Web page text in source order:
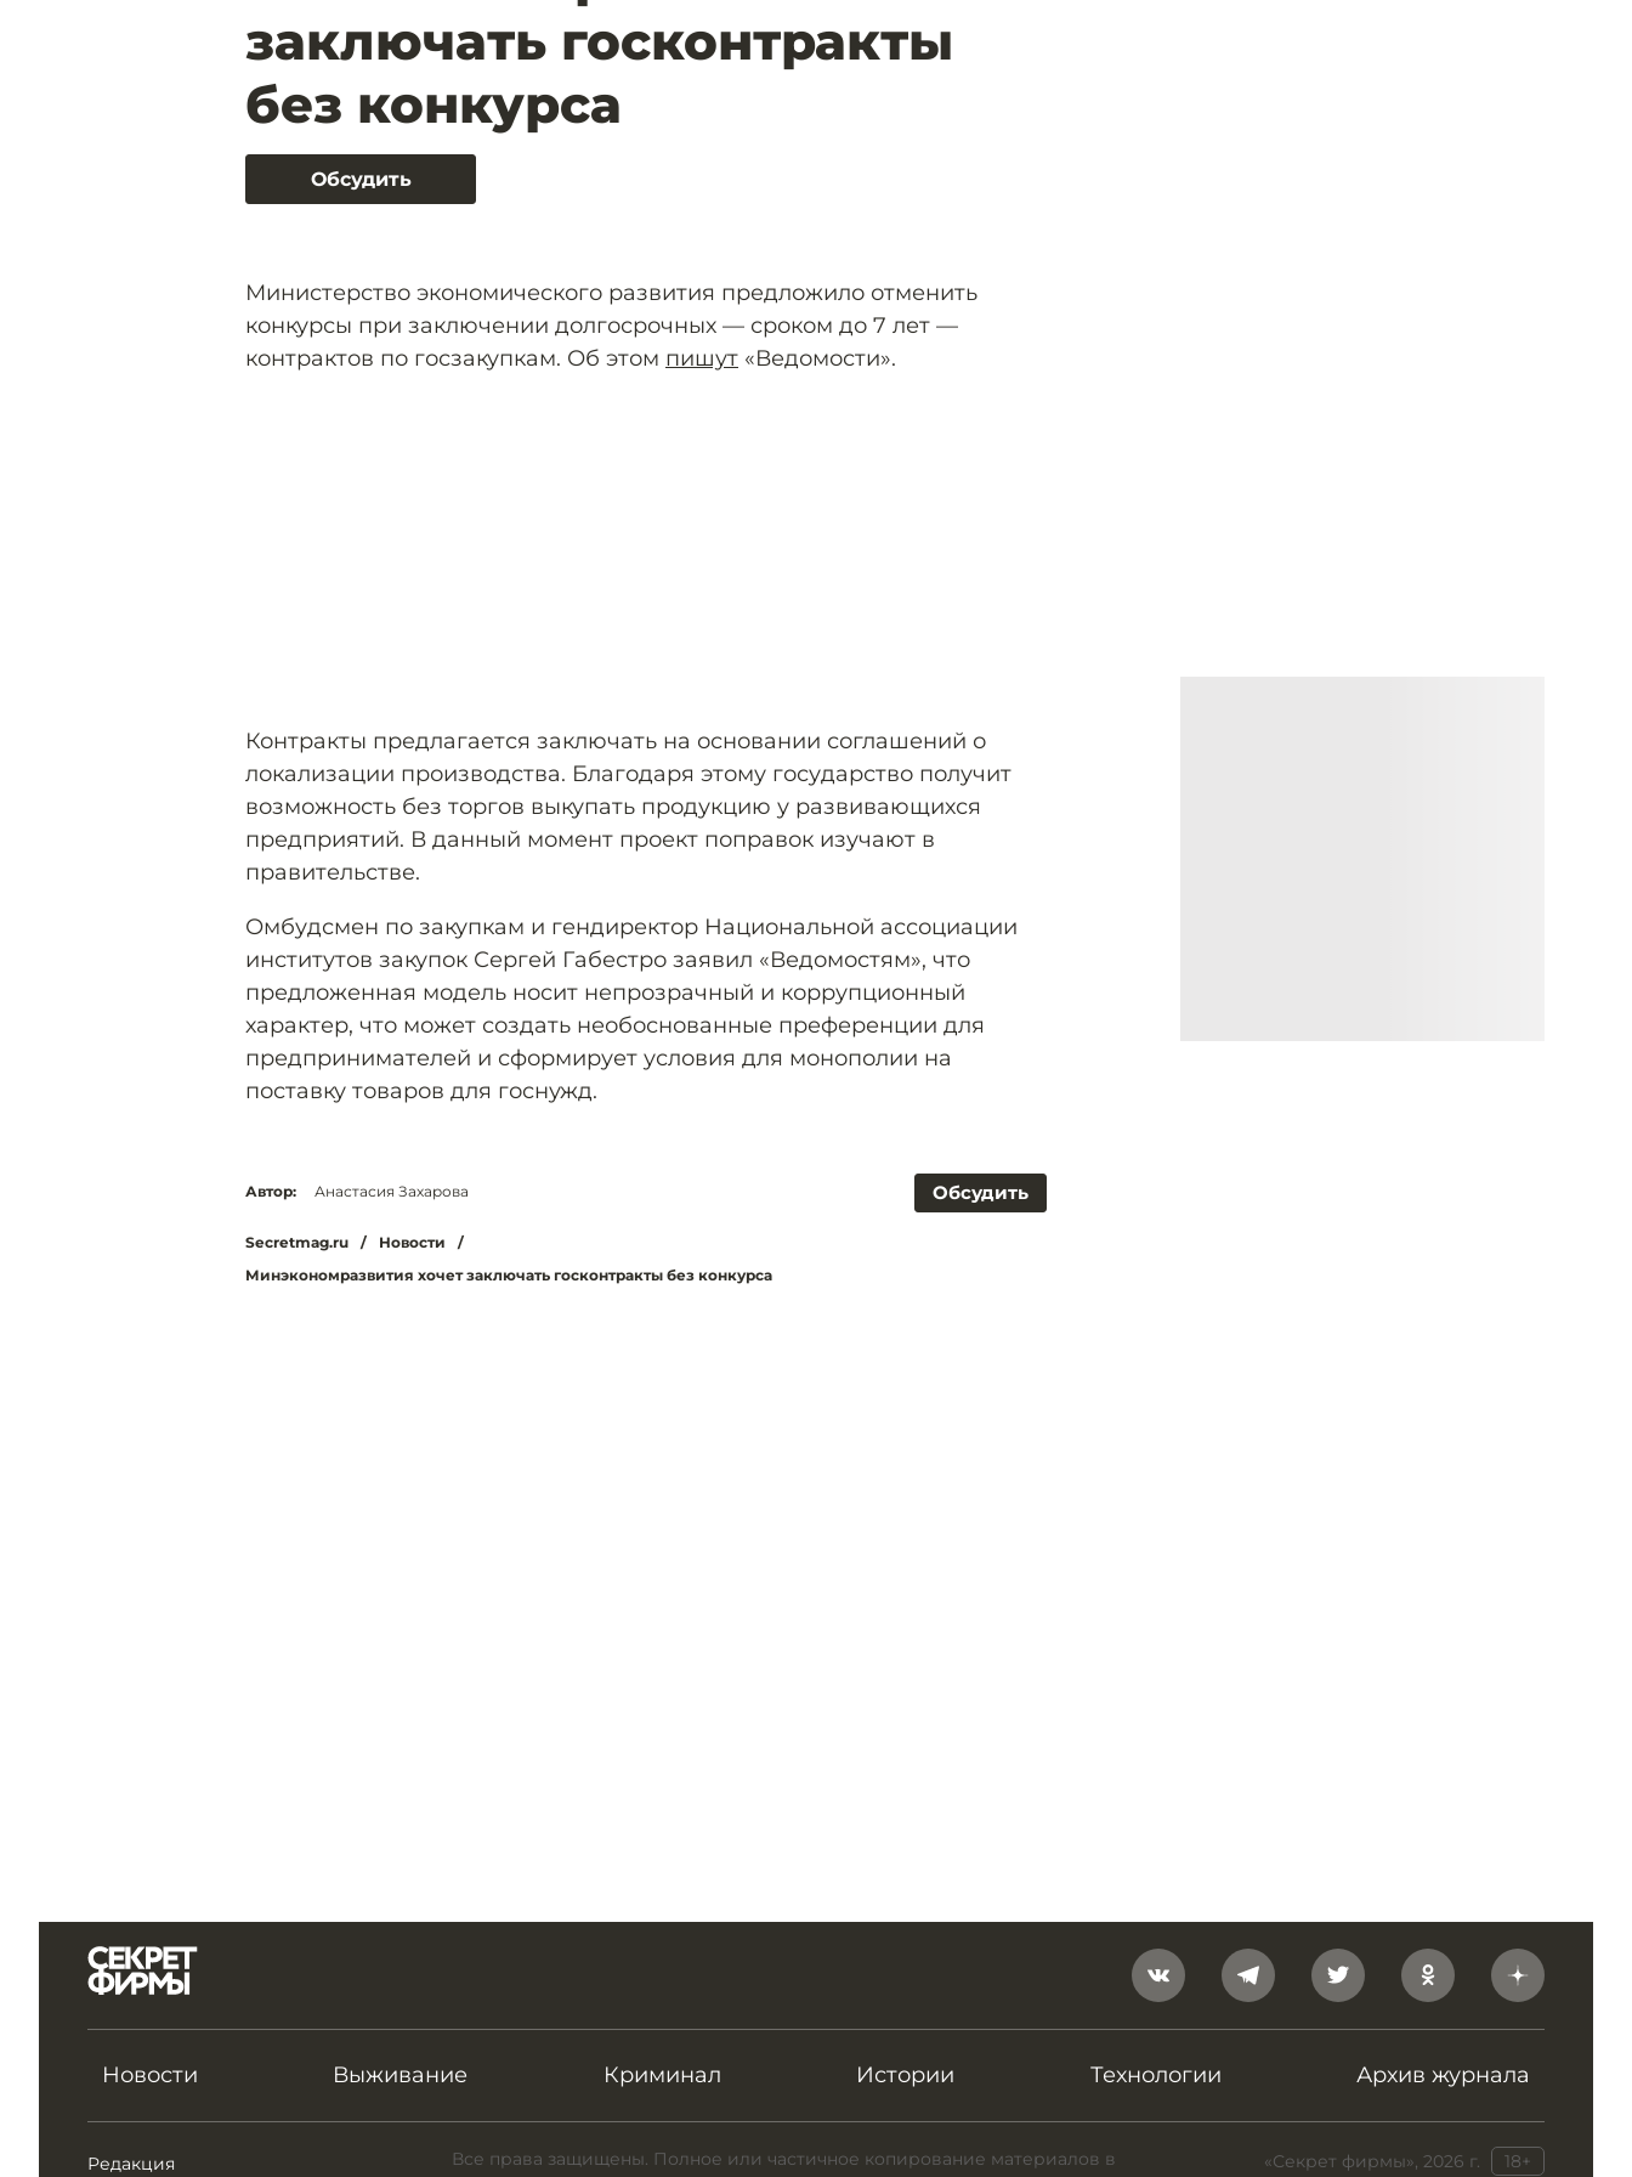
заключать госконтракты
без конкурса
Обсудить
Министерство экономического развития предложило отменить
конкурсы при заключении долгосрочных — сроком до 7 лет —
контрактов по госзакупкам. Об этом пишут «Ведомости».
Контракты предлагается заключать на основании соглашений о
локализации производства. Благодаря этому государство получит
возможность без торгов выкупать продукцию у развивающихся
предприятий. В данный момент проект поправок изучают в
правительстве.
Омбудсмен по закупкам и гендиректор Национальной ассоциации
институтов закупок Сергей Габестро заявил «Ведомостям», что
предложенная модель носит непрозрачный и коррупционный
характер, что может создать необоснованные преференции для
предпринимателей и сформирует условия для монополии на
поставку товаров для госнужд.
Обсудить
Автор: Анастасия Захарова
Secretmag.ru / Новости
/
Минэкономразвития хочет заключать госконтракты без конкурса
Новости Выживание Криминал Истории Технологии Архив журнала
Редакция «Секрет фирмы», 2026 г. 18+
Все права защищены. Полное или частичное копирование материалов в